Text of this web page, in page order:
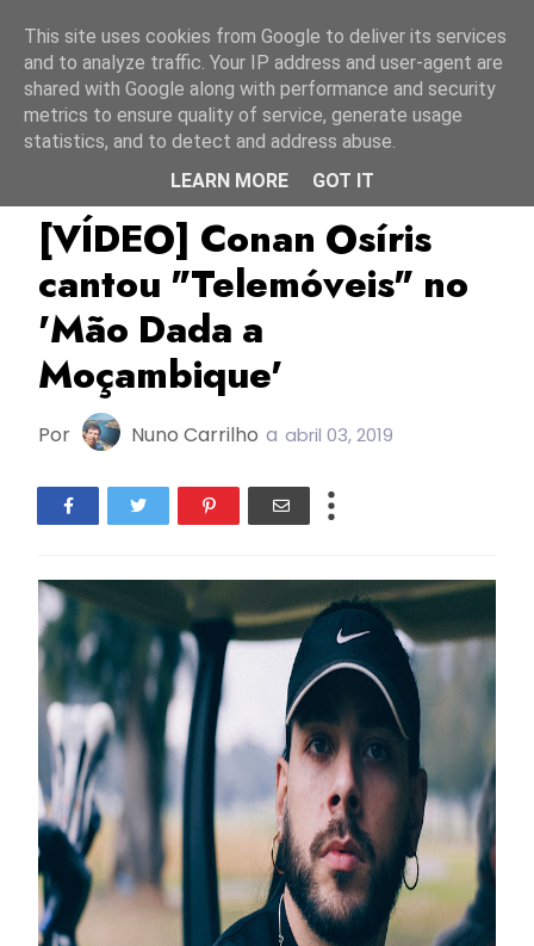
Conan Osíris ESC2019 FC2019
[VÍDEO] Conan Osíris
cantou "Telemóveis" no
'Mão Dada a
Moçambique'
Por Nuno Carrilho a abril 03, 2019
This site uses cookies from Google to deliver its services
and to analyze traffic. Your IP address and user-agent are
shared with Google along with performance and security
metrics to ensure quality of service, generate usage
statistics, and to detect and address abuse.
LEARN MORE
GOT IT